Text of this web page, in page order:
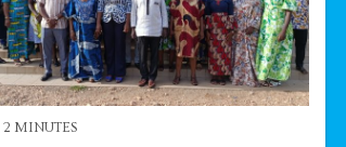
2 MINUTES